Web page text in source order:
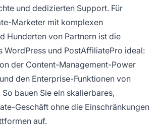
und dedizierten Support. Für
Marketer mit komplexen
Hunderten von Partnern ist die
WordPress und PostAffiliatePro ideal:
der Content-Management-Power
den Enterprise-Funktionen von
bauen Sie ein skalierbares,
Geschäft ohne die Einschränkungen
auf.